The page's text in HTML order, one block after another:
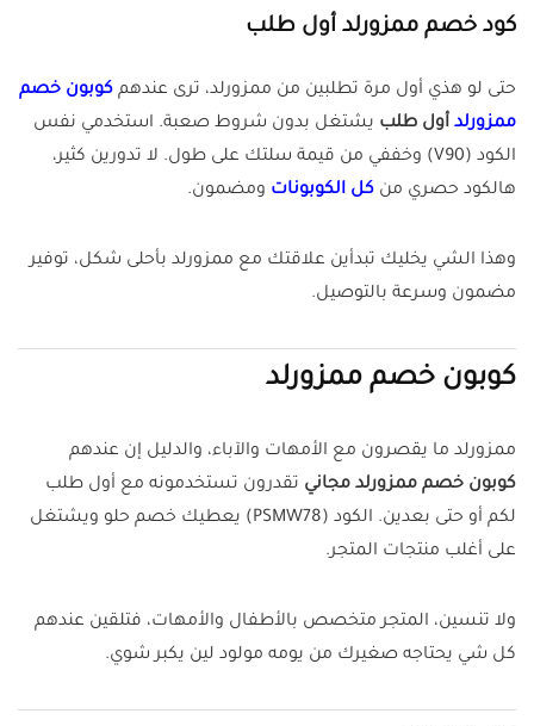
كود خصم ممزورلد أول طلب
حتى لو هذي أول مرة تطلبين من ممزورلد، ترى عندهم كوبون خصم
ممزورلد أول طلب يشتغل بدون شروط صعبة. استخدمي نفس
الكود (V90) وخففي من قيمة سلتك على طول. لا تدورين كثير،
هالكود حصري من كل الكوبونات ومضمون.
وهذا الشي يخليك تبدأين علاقتك مع ممزورلد بأحلى شكل، توفير
مضمون وسرعة بالتوصيل.
كوبون خصم ممزورلد
ممزورلد ما يقصرون مع الأمهات والآباء، والدليل إن عندهم
كوبون خصم ممزورلد مجاني تقدرون تستخدمونه مع أول طلب
لكم أو حتى بعدين. الكود (PSMW78) يعطيك خصم حلو ويشتغل
على أغلب منتجات المتجر.
ولا تنسين، المتجر متخصص بالأطفال والأمهات، فتلقين عندهم
كل شي يحتاجه صغيرك من يومه مولود لين يكبر شوي.